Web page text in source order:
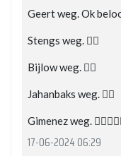
Geert weg. Ok
Stengs weg. 👍🏽
Bijlow weg. 👍🏽
Jahanbaks weg. 👍🏽
Gimenez weg.
17-06-2024 06:29